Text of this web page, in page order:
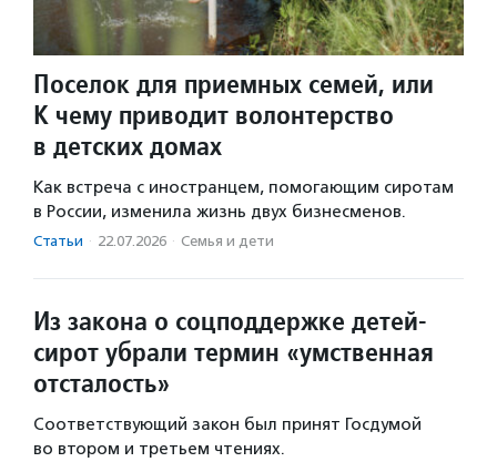
Поселок для приемных семей, или
К чему приводит волонтерство
в детских домах
Как встреча с иностранцем, помогающим сиротам
в России, изменила жизнь двух бизнесменов.
Статьи · 22.07.2026 · Семья и дети
Из закона о соцподдержке детей-
сирот убрали термин «умственная
отсталость»
Соответствующий закон был принят Госдумой
во втором и третьем чтениях.